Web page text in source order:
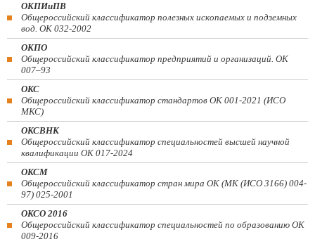
ОКПИиПВ
Общероссийский классификатор полезных ископаемых и подземных
вод. ОК 032-2002
ОКПО
Общероссийский классификатор предприятий и организаций. ОК
007–93
ОКС
Общероссийский классификатор стандартов ОК 001-2021 (ИСО
МКС)
ОКСВНК
Общероссийский классификатор специальностей высшей научной
квалификации ОК 017-2024
ОКСМ
Общероссийский классификатор стран мира ОК (МК (ИСО 3166) 004-
97) 025-2001
ОКСО 2016
Общероссийский классификатор специальностей по образованию ОК
009-2016